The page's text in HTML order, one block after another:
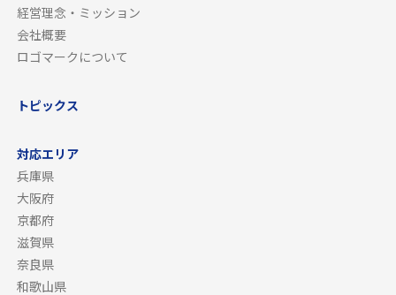
経営理念・ミッション
会社概要
ロゴマークについて
トピックス
対応エリア
兵庫県
大阪府
京都府
滋賀県
奈良県
和歌山県